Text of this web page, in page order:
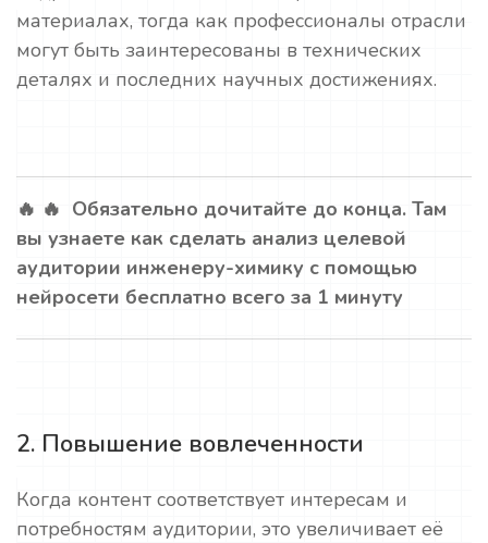
материалах, тогда как профессионалы отрасли
могут быть заинтересованы в технических
деталях и последних научных достижениях.
🔥 🔥 Обязательно дочитайте до конца. Там
вы узнаете как сделать анализ целевой
аудитории инженеру-химику с помощью
нейросети бесплатно всего за 1 минуту
2. Повышение вовлеченности
Когда контент соответствует интересам и
потребностям аудитории, это увеличивает её